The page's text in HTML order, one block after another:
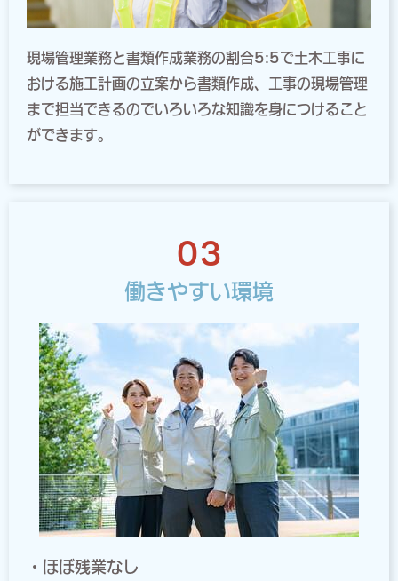
現場管理業務と書類作成業務の割合5:5で土木工事に
おける施工計画の立案から書類作成、工事の現場管理
まで担当できるのでいろいろな知識を身につけること
ができます。
03
働きやすい環境
・ほぼ残業なし